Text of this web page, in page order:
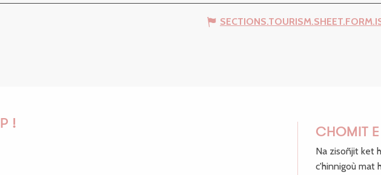
!
CHOMIT
Na zisoñjit ket
c'hinnigoù mat